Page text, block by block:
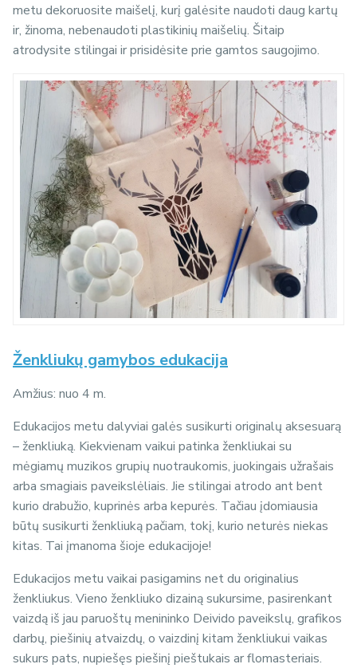
metu dekoruosite maišelį, kurį galėsite naudoti daug kartų
ir, žinoma, nebenaudoti plastikinių maišelių. Šitaip
atrodysite stilingai ir prisidėsite prie gamtos saugojimo.
Ženkliukų gamybos edukacija
Amžius: nuo 4 m.
Edukacijos metu dalyviai galės susikurti originalų aksesuarą
– ženkliuką. Kiekvienam vaikui patinka ženkliukai su
mėgiamų muzikos grupių nuotraukomis, juokingais užrašais
arba smagiais paveikslėliais. Jie stilingai atrodo ant bent
kurio drabužio, kuprinės arba kepurės. Tačiau įdomiausia
būtų susikurti ženkliuką pačiam, tokį, kurio neturės niekas
kitas. Tai įmanoma šioje edukacijoje!
Edukacijos metu vaikai pasigamins net du originalius
ženkliukus. Vieno ženkliuko dizainą sukursime, pasirenkant
vaizdą iš jau paruoštų menininko Deivido paveikslų, grafikos
darbų, piešinių atvaizdų, o vaizdinį kitam ženkliukui vaikas
sukurs pats, nupiešęs piešinį pieštukais ar flomasteriais.